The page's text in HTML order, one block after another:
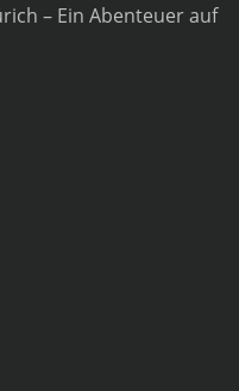
– Ein Abenteuer auf